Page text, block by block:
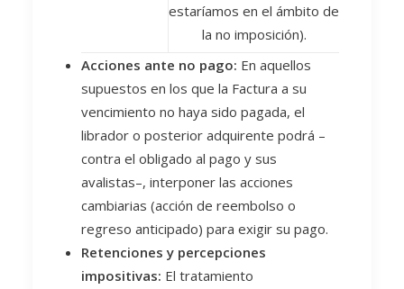
estaríamos en el ámbito de
la no imposición).
Acciones ante no pago: En aquellos
supuestos en los que la Factura a su
vencimiento no haya sido pagada, el
librador o posterior adquirente podrá –
contra el obligado al pago y sus
avalistas–, interponer las acciones
cambiarias (acción de reembolso o
regreso anticipado) para exigir su pago.
Retenciones y percepciones
impositivas: El tratamiento